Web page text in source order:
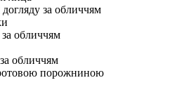
догляду за обличчям
обличчям
обличчям
порожниною